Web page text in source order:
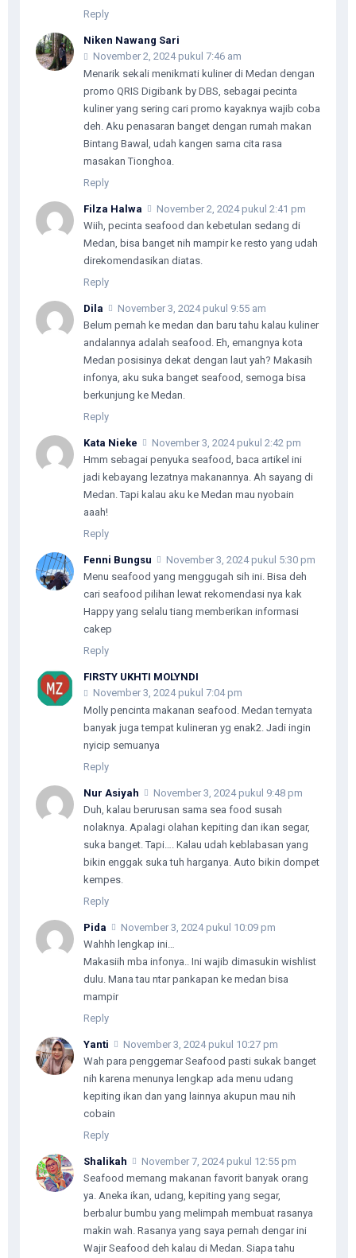
Reply
Niken Nawang Sari
November 2, 2024 pukul 7:46 am
Menarik sekali menikmati kuliner di Medan dengan
promo QRIS Digibank by DBS, sebagai pecinta
kuliner yang sering cari promo kayaknya wajib coba
deh. Aku penasaran banget dengan rumah makan
Bintang Bawal, udah kangen sama cita rasa
masakan Tionghoa.
Reply
Filza Halwa
November 2, 2024 pukul 2:41 pm
Wiih, pecinta seafood dan kebetulan sedang di
Medan, bisa banget nih mampir ke resto yang udah
direkomendasikan diatas.
Reply
Dila
November 3, 2024 pukul 9:55 am
Belum pernah ke medan dan baru tahu kalau kuliner
andalannya adalah seafood. Eh, emangnya kota
Medan posisinya dekat dengan laut yah? Makasih
infonya, aku suka banget seafood, semoga bisa
berkunjung ke Medan.
Reply
Kata Nieke
November 3, 2024 pukul 2:42 pm
Hmm sebagai penyuka seafood, baca artikel ini
jadi kebayang lezatnya makanannya. Ah sayang di
Medan. Tapi kalau aku ke Medan mau nyobain
aaah!
Reply
Fenni Bungsu
November 3, 2024 pukul 5:30 pm
Menu seafood yang menggugah sih ini. Bisa deh
cari seafood pilihan lewat rekomendasi nya kak
Happy yang selalu tiang memberikan informasi
cakep
Reply
FIRSTY UKHTI MOLYNDI
November 3, 2024 pukul 7:04 pm
Molly pencinta makanan seafood. Medan ternyata
banyak juga tempat kulineran yg enak2. Jadi ingin
nyicip semuanya
Reply
Nur Asiyah
November 3, 2024 pukul 9:48 pm
Duh, kalau berurusan sama sea food susah
nolaknya. Apalagi olahan kepiting dan ikan segar,
suka banget. Tapi…. Kalau udah keblabasan yang
bikin enggak suka tuh harganya. Auto bikin dompet
kempes.
Reply
Pida
November 3, 2024 pukul 10:09 pm
Wahhh lengkap ini…
Makasiih mba infonya.. Ini wajib dimasukin wishlist
dulu. Mana tau ntar pankapan ke medan bisa
mampir
Reply
Yanti
November 3, 2024 pukul 10:27 pm
Wah para penggemar Seafood pasti sukak banget
nih karena menunya lengkap ada menu udang
kepiting ikan dan yang lainnya akupun mau nih
cobain
Reply
Shalikah
November 7, 2024 pukul 12:55 pm
Seafood memang makanan favorit banyak orang
ya. Aneka ikan, udang, kepiting yang segar,
berbalur bumbu yang melimpah membuat rasanya
makin wah. Rasanya yang saya pernah dengar ini
Wajir Seafood deh kalau di Medan. Siapa tahu